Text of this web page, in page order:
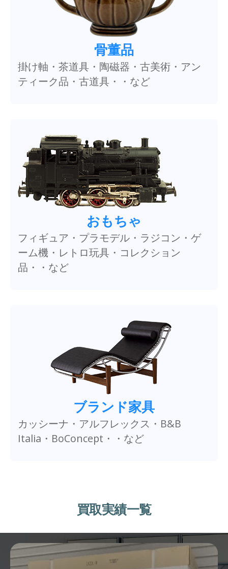
骨董品
掛け軸・茶道具・陶磁器・古美術・アン
ティーク品・古道具・・など
おもちゃ
フィギュア・プラモデル・ラジコン・ゲ
ーム機・レトロ玩具・コレクション
品・・など
ブランド家具
カッシーナ・アルフレックス・B&B
Italia・BoConcept・・など
買取実績一覧